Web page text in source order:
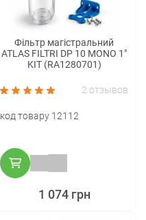
Фільтр магістральний
ATLAS FILTRI DP 10 MONO 1"
KIT (RA1280701)
2 отзывов
код товару 12112
1 074 грн